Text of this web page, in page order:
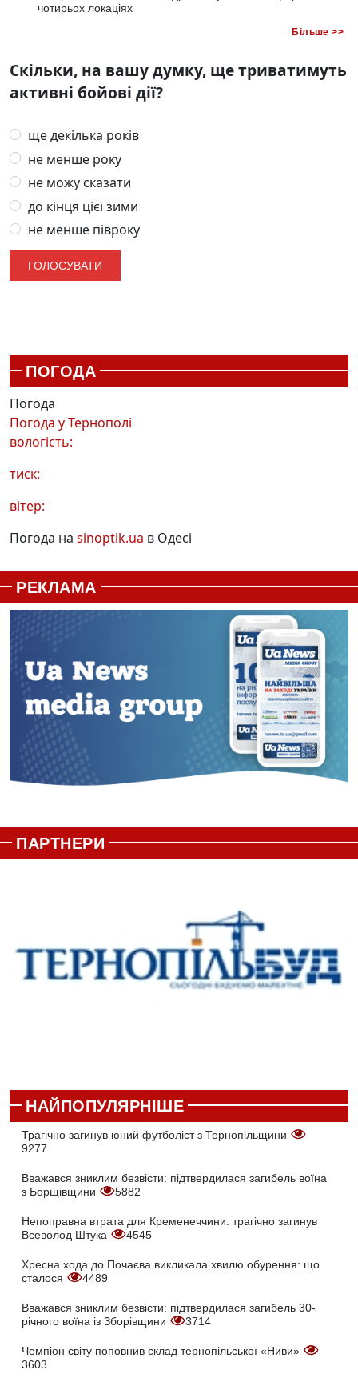
чотирьох локаціях
Більше >>
Скільки, на вашу думку, ще триватимуть
активні бойові дії?
ще декілька років
не менше року
не можу сказати
до кінця цієї зими
не менше півроку
ПОГОДА
Погода
Погода уТернополі
вологість:
тиск:
вітер:
Погода на sinoptik.ua в Одесі
РЕКЛАМА
ПАРТНЕРИ
НАЙПОПУЛЯРНІШЕ
Трагічно загинув юний футболіст з Тернопільщини
9277
Вважався зниклим безвісти: підтвердилася загибель воїна
з Борщівщини
5882
Непоправна втрата для Кременеччини: трагічно загинув
Всеволод Штука
4545
Хресна хода до Почаєва викликала хвилю обурення: що
сталося
4489
Вважався зниклим безвісти: підтвердилася загибель 30-
річного воїна із Зборівщини
3714
Чемпіон світу поповнив склад тернопільської «Ниви»
3603